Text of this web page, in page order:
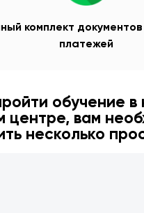
комплект
платежей
обучение
центре, вам
несколько